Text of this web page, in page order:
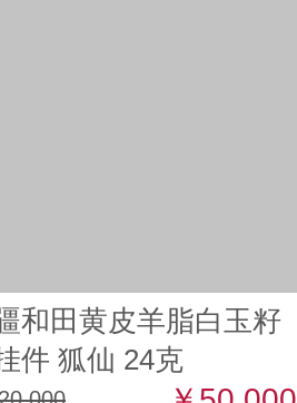
和田黄皮羊脂白玉籽
件 狐仙 24克